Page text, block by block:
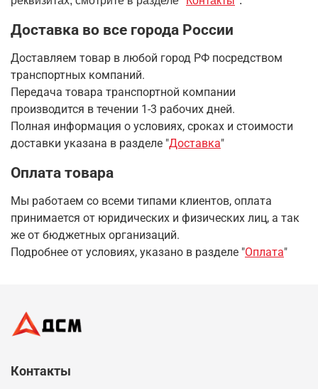
Доставка во все города России
Доставляем товар в любой город РФ посредством
транспортных компаний.
Передача товара транспортной компании
производится в течении 1-3 рабочих дней.
Полная информация о условиях, сроках и стоимости
доставки указана в разделе "Доставка"
Оплата товара
Мы работаем со всеми типами клиентов, оплата
принимается от юридических и физических лиц, а так
же от бюджетных организаций.
Подробнее от условиях, указано в разделе "Оплата"
Контакты